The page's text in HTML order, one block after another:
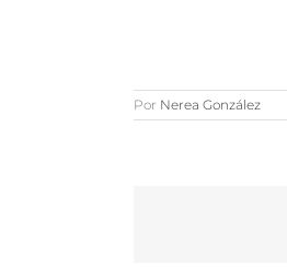
Por Nerea González